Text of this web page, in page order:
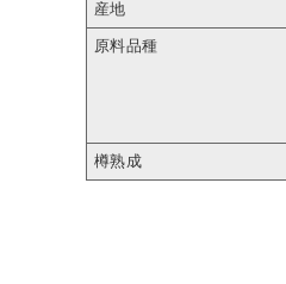
産地
原料品種
樽熟成